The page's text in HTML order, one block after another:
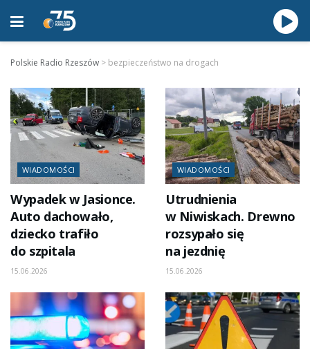
Polskie Radio Rzeszów > bezpieczeństwo na drogach
WIADOMOŚCI
Wypadek w Jasionce.
Auto dachowało,
dziecko trafiło
do szpitala
15.06.2026
WIADOMOŚCI
Utrudnienia
w Niwiskach. Drewno
rozsypało się
na jezdnię
15.06.2026